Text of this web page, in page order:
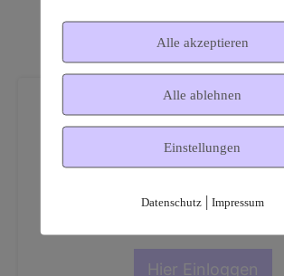
Dies ist ein geschützter
Mitgliederbereich!
Hier Einloggen
Alle akzeptieren
Alle ablehnen
Einstellungen
Datenschutz| Impressum